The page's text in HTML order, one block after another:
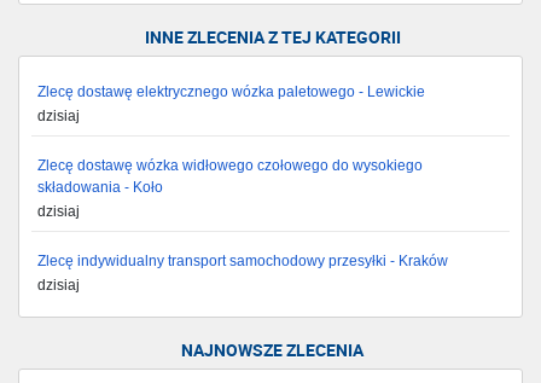
INNE ZLECENIA Z TEJ KATEGORII
Zlecę dostawę elektrycznego wózka paletowego - Lewickie
dzisiaj
Zlecę dostawę wózka widłowego czołowego do wysokiego
składowania - Koło
dzisiaj
Zlecę indywidualny transport samochodowy przesyłki - Kraków
dzisiaj
NAJNOWSZE ZLECENIA